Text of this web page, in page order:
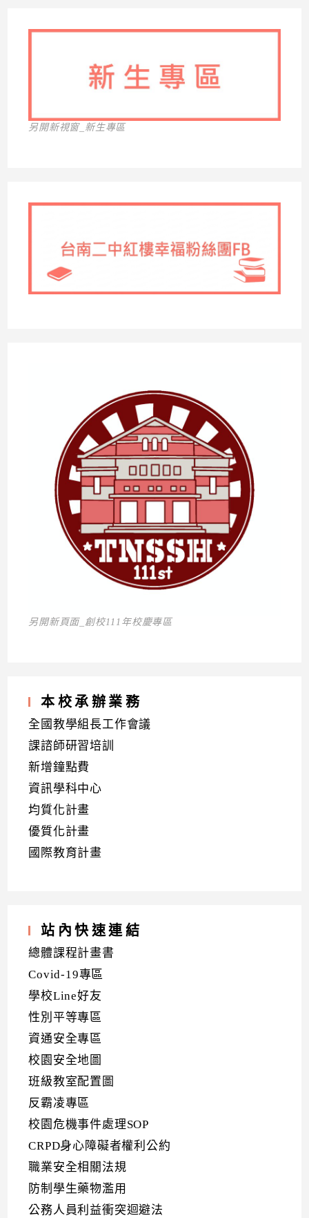
另開新視窗_新生專區
另開新頁面_創校111年校慶專區
本校承辦業務
全國教學組長工作會議
課諮師研習培訓
新增鐘點費
資訊學科中心
均質化計畫
優質化計畫
國際教育計畫
站內快速連結
總體課程計畫書
Covid-19專區
學校Line好友
性別平等專區
資通安全專區
校園安全地圖
班級教室配置圖
反霸凌專區
校園危機事件處理SOP
CRPD身心障礙者權利公約
職業安全相關法規
防制學生藥物濫用
公務人員利益衝突迴避法